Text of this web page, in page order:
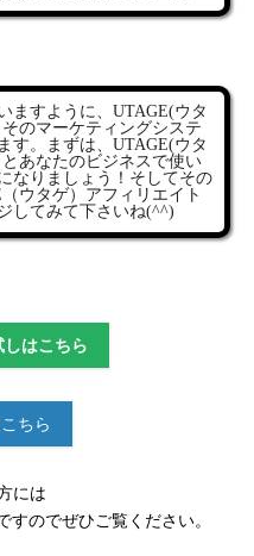
ますように、UTAGE(ウタ
のマーケティングシステ
す。まずは、UTAGE(ウタ
あなたのビジネスで使い
なりましょう！ そしてその
（ウタゲ）アフィリエイト
してみて下さいね(^^)
はこちら
ちら
には
すのでぜひご覧ください。